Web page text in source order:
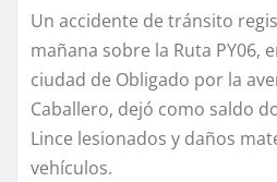
Un accidente de tránsito
mañana sobre la Ruta PY06,
ciudad de Obligado por la
Caballero, dejó como saldo
Lince lesionados y daños
vehículos.